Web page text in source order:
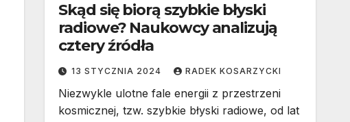
Skąd się biorą szybkie błyski
radiowe? Naukowcy analizują
cztery źródła
13 STYCZNIA 2024 RADEK KOSARZYCKI
Niezwykle ulotne fale energii z przestrzeni
kosmicznej, tzw. szybkie błyski radiowe, od lat